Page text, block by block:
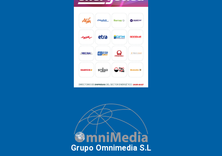
Grupo Omnimedia S.L